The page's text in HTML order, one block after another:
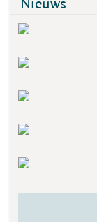
Nieuws